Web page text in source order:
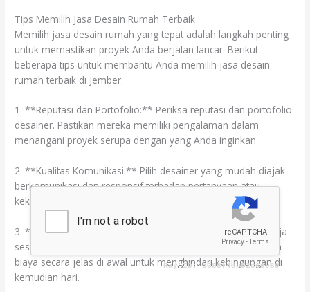
Tips Memilih Jasa Desain Rumah Terbaik
Memilih jasa desain rumah yang tepat adalah langkah penting
untuk memastikan proyek Anda berjalan lancar. Berikut
beberapa tips untuk membantu Anda memilih jasa desain
rumah terbaik di Jember:
1. **Reputasi dan Portofolio:** Periksa reputasi dan portofolio
desainer. Pastikan mereka memiliki pengalaman dalam
menangani proyek serupa dengan yang Anda inginkan.
2. **Kualitas Komunikasi:** Pilih desainer yang mudah diajak
berkomunikasi dan responsif terhadap pertanyaan atau
kekhawatiran Anda.
3. **Jadwal dan Anggaran:** Pastikan desainer dapat bekerja
sesuai jadwal dan anggaran yang Anda tentukan. Diskusikan
biaya secara jelas di awal untuk menghindari kebingungan di
kemudian hari.